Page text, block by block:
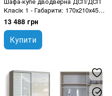
Класiк 1 - Габарити: 170х210х45
(ШхВхГ), Шухлядки: Так
13 488 грн
Купити